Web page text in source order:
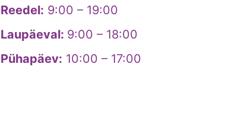
Reedel: 9:00 – 19:00
Laupäeval: 9:00 – 18:00
Pühapäev: 10:00 – 17:00